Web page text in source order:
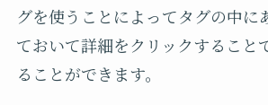
グを使うことによってタグの中に
ておいて詳細をクリックすること
ることができます。